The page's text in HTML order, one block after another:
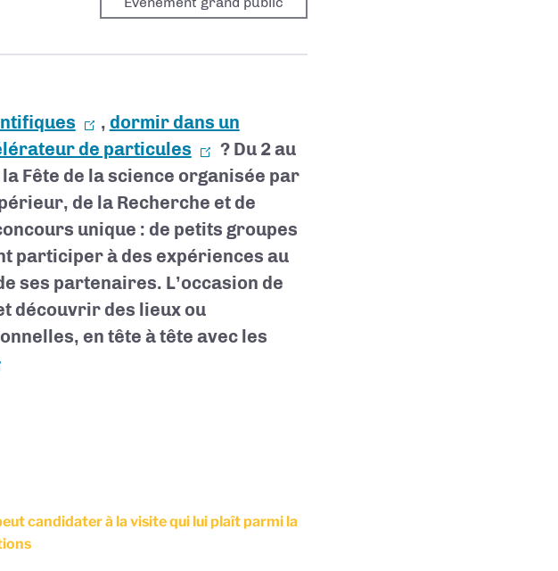
, dormir dans un
de particules
? Du 2 au
Fête de la science organisée par
de la Recherche et de
unique : de petits groupes
participer à des expériences au
ses partenaires. L’occasion de
découvrir des lieux ou
en tête à tête avec les
candidater à la visite qui lui plaît parmi la